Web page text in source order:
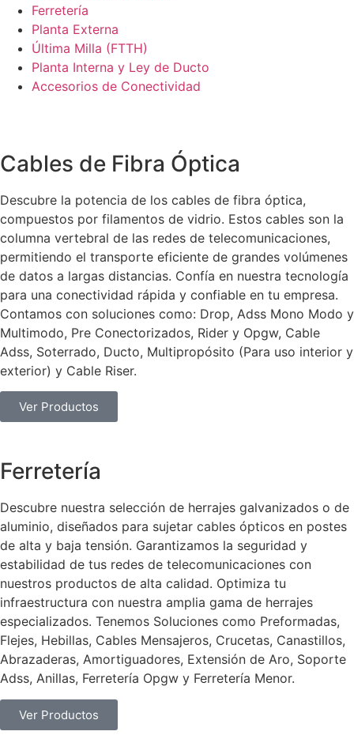
Ferretería
Planta Externa
Última Milla (FTTH)
Planta Interna y Ley de Ducto
Accesorios de Conectividad
Cables de Fibra Óptica
Descubre la potencia de los cables de fibra óptica,
compuestos por filamentos de vidrio. Estos cables son la
columna vertebral de las redes de telecomunicaciones,
permitiendo el transporte eficiente de grandes volúmenes
de datos a largas distancias. Confía en nuestra tecnología
para una conectividad rápida y confiable en tu empresa.
Contamos con soluciones como: Drop, Adss Mono Modo y
Multimodo, Pre Conectorizados, Rider y Opgw, Cable
Adss, Soterrado, Ducto, Multipropósito (Para uso interior y
exterior) y Cable Riser.
Ver Productos
Ferretería
Descubre nuestra selección de herrajes galvanizados o de
aluminio, diseñados para sujetar cables ópticos en postes
de alta y baja tensión. Garantizamos la seguridad y
estabilidad de tus redes de telecomunicaciones con
nuestros productos de alta calidad. Optimiza tu
infraestructura con nuestra amplia gama de herrajes
especializados. Tenemos Soluciones como Preformadas,
Flejes, Hebillas, Cables Mensajeros, Crucetas, Canastillos,
Abrazaderas, Amortiguadores, Extensión de Aro, Soporte
Adss, Anillas, Ferretería Opgw y Ferretería Menor.
Ver Productos